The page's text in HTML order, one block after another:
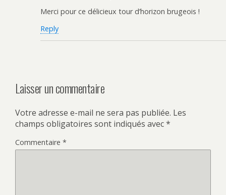
Merci pour ce délicieux tour d’horizon brugeois !
Reply
Laisser un commentaire
Votre adresse e-mail ne sera pas publiée. Les
champs obligatoires sont indiqués avec*
Commentaire *